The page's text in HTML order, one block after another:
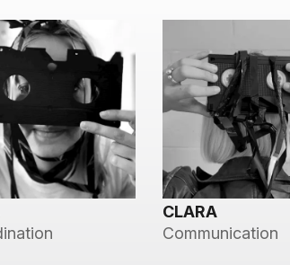
CLARA
Communication